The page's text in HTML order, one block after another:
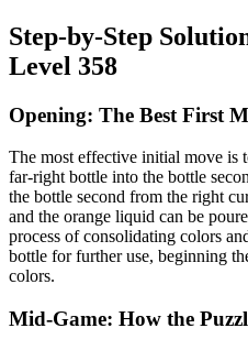
Step-by-Step
Level 358
Opening: The Best First
The most effective initial move is
far-right bottle into the bottle
the bottle second from the right
and the orange liquid can be
process of consolidating colors
bottle for further use, beginning
colors.
Mid-Game: How the